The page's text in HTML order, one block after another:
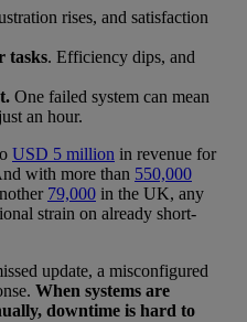
rises, and satisfaction
tasks. Efficiency dips, and
One failed system can mean
an hour.
USD 5 million in revenue for
with more than 550,000
79,000 in the UK, any
strain on already short-
update, a misconfigured
When systems are
downtime is hard to